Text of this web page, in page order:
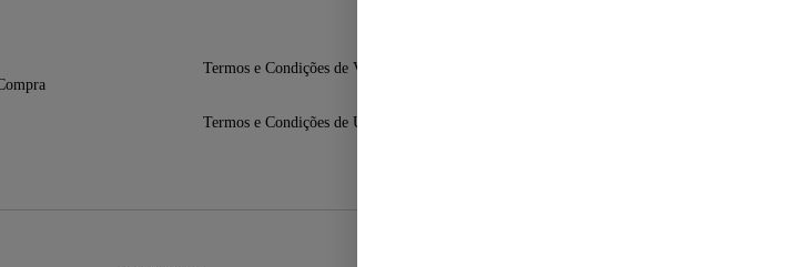
Termos e Condições de Venda
Termos e Condições de Uso